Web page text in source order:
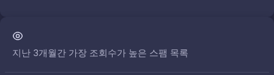
지난 3개월간 가장 조회수가 높은 스팸 목록